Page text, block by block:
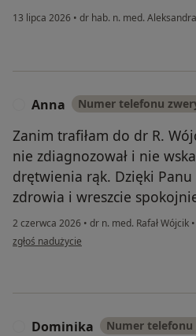
13 lipca 2026 • dr hab. n. med.
Anna Numer telefonu
Zanim trafiłam do dr R.
nie zdiagnozował i nie
drętwienia rąk. Dzięki Panu
zdrowia i wreszcie
2 czerwca 2026 • dr n. med. Rafał Wójcik •
w opinii użytkownika Anna
zgłoś nadużycie
Dominika Numer